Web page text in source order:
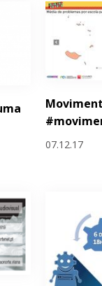
07.12.17